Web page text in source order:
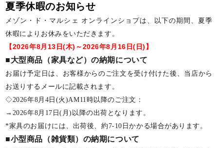
夏季休暇のお知らせ
メゾン・ド・マルシェ オンラインショプは、以下の期間、夏季
休暇によりお休みをいただきます。
【2026年8月13日(木)～2026年8月16日(日)】
■大型商品（家具など）の納期について
お届け予定日は、お客様からのご注文を受け付けた後、当店から
お送りするメールに記載されます。
◇2026年8月4日(火)AM11時以降のご注文：
→2026年8月17日(月)以降の出荷となります。
*家具のお届けには、出荷後、約7-10日かかる場合があります。
■小型商品（雑貨類）の納期について